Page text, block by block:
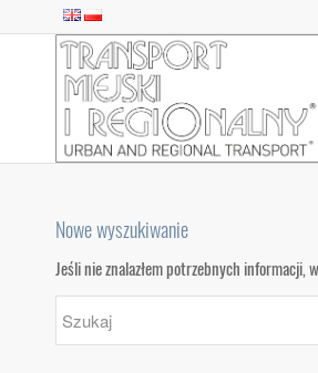
Nowe wyszukiwanie
Jeśli nie znalazłem potrzebnych informacji,